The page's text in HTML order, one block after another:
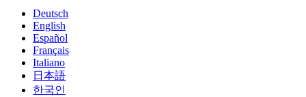
Deutsch
English
Español
Français
Italiano
日本語
한국인